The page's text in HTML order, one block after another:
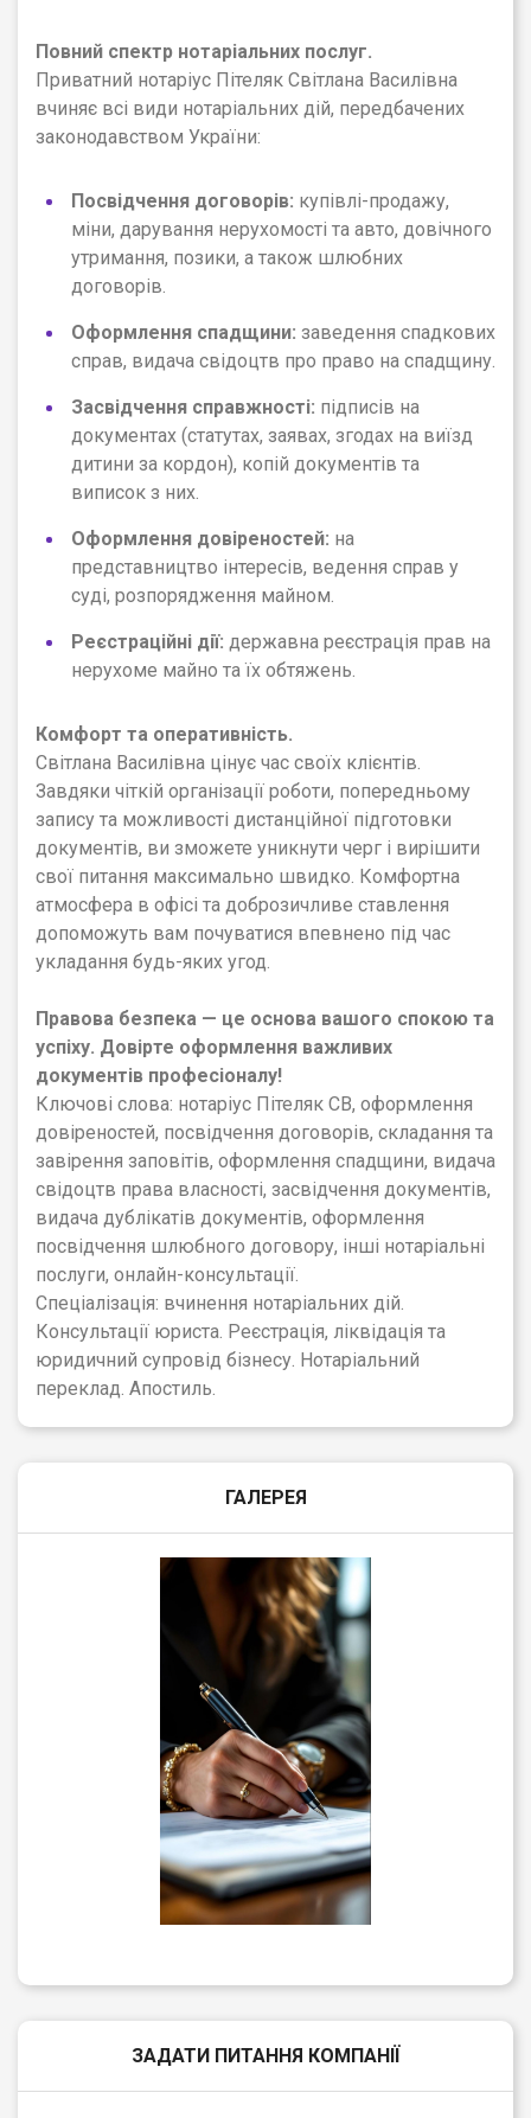
Повний спектр нотаріальних послуг.
Приватний нотаріус Пітеляк Світлана Василівна
вчиняє всі види нотаріальних дій, передбачених
законодавством України:
Посвідчення договорів: купівлі-продажу,
міни, дарування нерухомості та авто, довічного
утримання, позики, а також шлюбних
договорів.
Оформлення спадщини: заведення спадкових
справ, видача свідоцтв про право на спадщину.
Засвідчення справжності: підписів на
документах (статутах, заявах, згодах на виїзд
дитини за кордон), копій документів та
виписок з них.
Оформлення довіреностей: на
представництво інтересів, ведення справ у
суді, розпорядження майном.
Реєстраційні дії: державна реєстрація прав на
нерухоме майно та їх обтяжень.
Комфорт та оперативність.
Світлана Василівна цінує час своїх клієнтів.
Завдяки чіткій організації роботи, попередньому
запису та можливості дистанційної підготовки
документів, ви зможете уникнути черг і вирішити
свої питання максимально швидко. Комфортна
атмосфера в офісі та доброзичливе ставлення
допоможуть вам почуватися впевнено під час
укладання будь-яких угод.
Правова безпека — це основа вашого спокою та
успіху. Довірте оформлення важливих
документів професіоналу!
Ключові слова: нотаріус Пітеляк СВ, оформлення
довіреностей, посвідчення договорів, складання та
завірення заповітів, оформлення спадщини, видача
свідоцтв права власності, засвідчення документів,
видача дублікатів документів, оформлення
посвідчення шлюбного договору, інші нотаріальні
послуги, онлайн-консультації.
Спеціалізація: вчинення нотаріальних дій.
Консультації юриста. Реєстрація, ліквідація та
юридичний супровід бізнесу. Нотаріальний
переклад. Апостиль.
ГАЛЕРЕЯ
ЗАДАТИ ПИТАННЯ КОМПАНІЇ